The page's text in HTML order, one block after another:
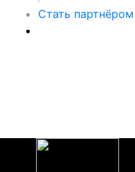
Стать партнёром